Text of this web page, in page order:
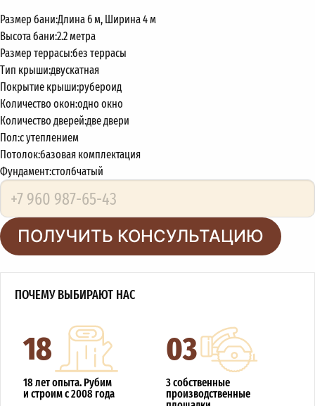
Размер бани:Длина 6 м, Ширина 4 м
Высота бани:2.2 метра
Размер террасы:без террасы
Тип крыши:двускатная
Покрытие крыши:рубероид
Количество окон:одно окно
Количество дверей:две двери
Пол:с утеплением
Потолок:базовая комплектация
Фундамент:столбчатый
ПОЛУЧИТЬ КОНСУЛЬТАЦИЮ
ПОЧЕМУ ВЫБИРАЮТ НАС
18
18 лет опыта. Рубим
и строим с 2008 года
03
3 собственные
производственные